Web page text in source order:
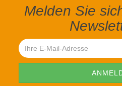
Melden Sie